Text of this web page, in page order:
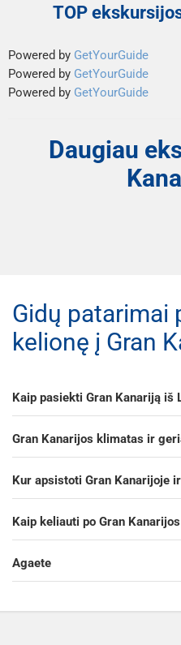
TOP
Powered by GetYourGuide
Powered by GetYourGuide
Powered by GetYourGuide
Daugiau
Gidų patarimai
kelionę į Gran
Kaip pasiekti Gran Kanariją iš
Gran Kanarijos klimatas ir
Kur apsistoti Gran Kanarijoje
Kaip keliauti po Gran
Agaete